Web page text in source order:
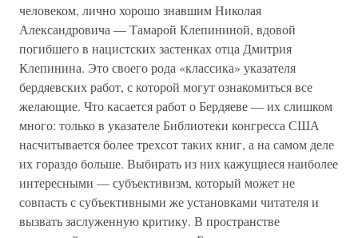
человеком, лично хорошо знавшим Николая
Александровича — Тамарой Клепининой, вдовой
погибшего в нацистских застенках отца Дмитрия
Клепинина. Это своего рода «классика» указателя
бердяевских работ, с которой могут ознакомиться все
желающие. Что касается работ о Бердяеве — их слишком
много: только в указателе Библиотеки конгресса США
насчитывается более трехсот таких книг, а на самом деле
их гораздо больше. Выбирать из них кажущиеся наиболее
интересными — субъективизм, который может не
совпасть с субъективными же установками читателя и
вызвать заслуженную критику. В пространстве